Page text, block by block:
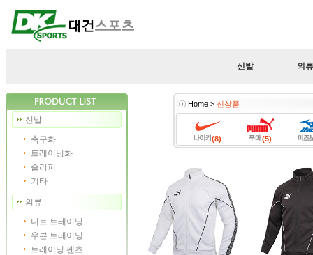
신발 의
신발
축구화
트레이닝화
슬리퍼
기타
의류
니트 트레이닝
우븐 트레이닝
트레이닝 팬츠
Home > 신상품
(8) (5)